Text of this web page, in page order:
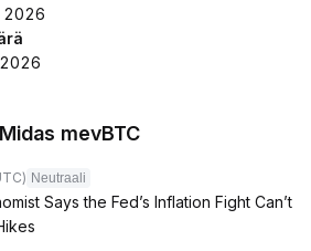
2026
mevBTC
Neutraali
Says the Fed’s Inflation Fight Can’t